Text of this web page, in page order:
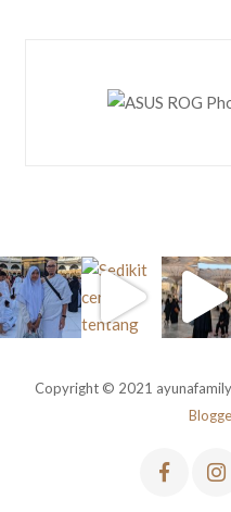
Copyright © 2021